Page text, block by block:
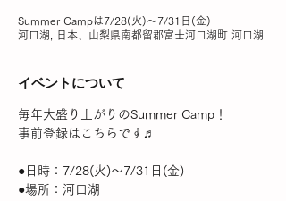
Summer Campは7/28(火)〜7/31日(金)
河口湖, 日本、山梨県南都留郡富士河口湖町 河口湖
イベントについて
毎年大盛り上がりのSummer Camp！
事前登録はこちらです♬
●日時：7/28(火)〜7/31日(金)
●場所：河口湖